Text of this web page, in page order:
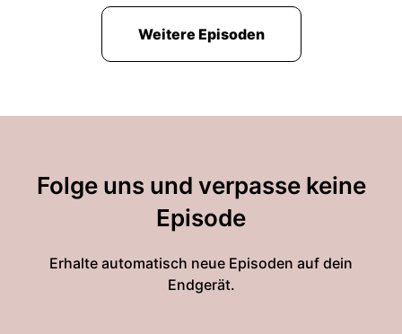
Weitere Episoden
Folge uns und verpasse keine
Episode
Erhalte automatisch neue Episoden auf dein
Endgerät.